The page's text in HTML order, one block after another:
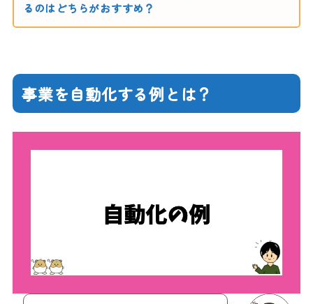
るのはどちらがおすすめ？
事業を自動化する例とは？